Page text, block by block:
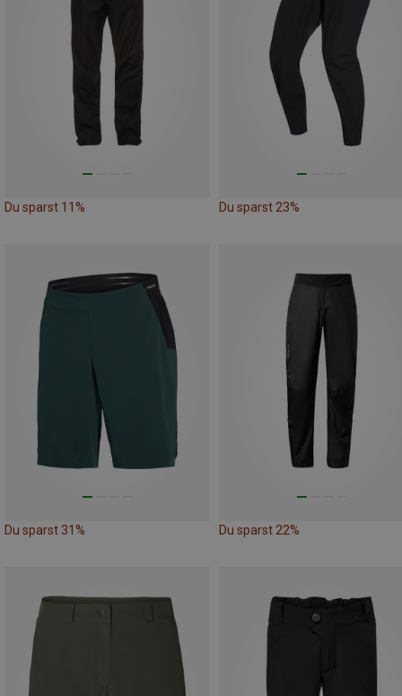
Du sparst 11% Du sparst 23%
Du sparst 31% Du sparst 22%